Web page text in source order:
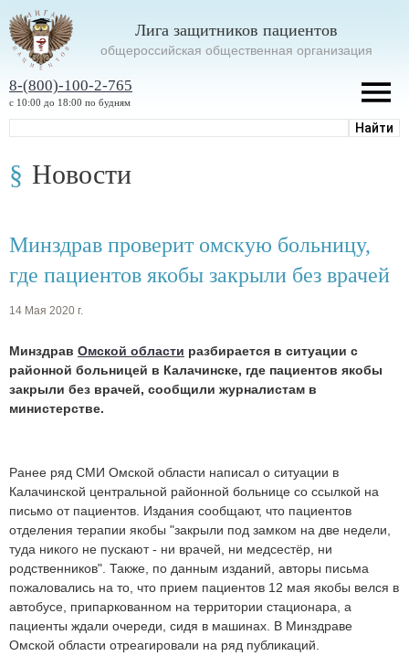
Лига защитников пациентов
oбщероссийская общественная организация
8-(800)-100-2-765
с 10:00 до 18:00 по будням
Новости
Минздрав проверит омскую больницу,
где пациентов якобы закрыли без врачей
14 Мая 2020 г.
Минздрав Омской области разбирается в ситуации с
районной больницей в Калачинске, где пациентов якобы
закрыли без врачей, сообщили журналистам в
министерстве.
Ранее ряд СМИ Омской области написал о ситуации в
Калачинской центральной районной больнице со ссылкой на
письмо от пациентов. Издания сообщают, что пациентов
отделения терапии якобы "закрыли под замком на две недели,
туда никого не пускают - ни врачей, ни медсестёр, ни
родственников". Также, по данным изданий, авторы письма
пожаловались на то, что прием пациентов 12 мая якобы велся в
автобусе, припаркованном на территории стационара, а
пациенты ждали очереди, сидя в машинах. В Минздраве
Омской области отреагировали на ряд публикаций.